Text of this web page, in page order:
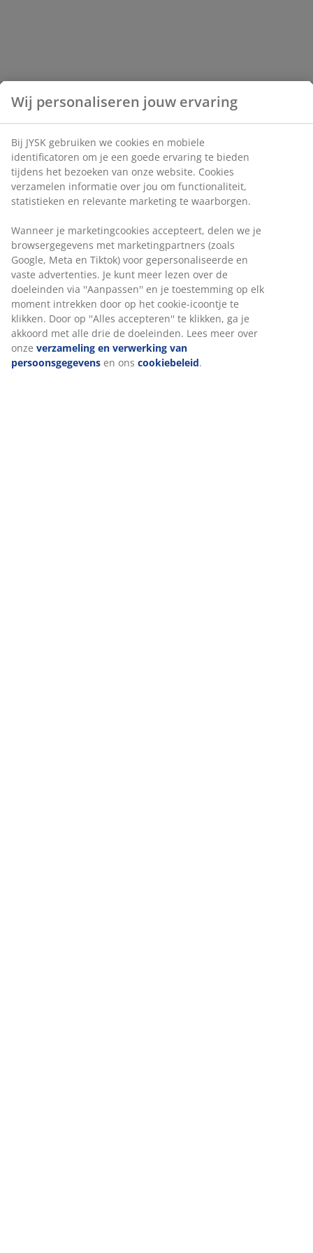
Wij personaliseren jouw ervaring
Bij JYSK gebruiken we cookies en mobiele
identificatoren om je een goede ervaring te bieden
tijdens het bezoeken van onze website. Cookies
verzamelen informatie over jou om functionaliteit,
statistieken en relevante marketing te waarborgen.
Wanneer je marketingcookies accepteert, delen we je
browsergegevens met marketingpartners (zoals
Google, Meta en Tiktok) voor gepersonaliseerde en
vaste advertenties. Je kunt meer lezen over de
doeleinden via ''Aanpassen'' en je toestemming op elk
moment intrekken door op het cookie-icoontje te
klikken. Door op ''Alles accepteren'' te klikken, ga je
akkoord met alle drie de doeleinden. Lees meer over
onze verzameling en verwerking van
persoonsgegevens en ons cookiebeleid.